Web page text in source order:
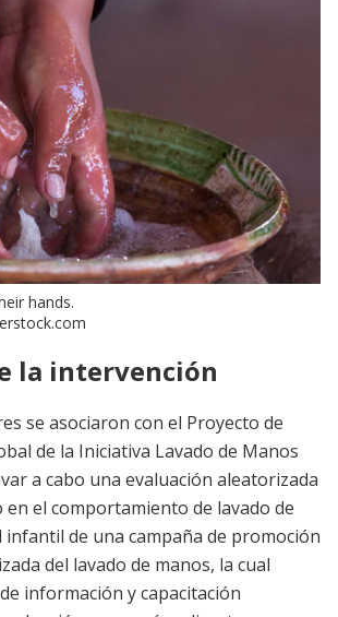
hands.
la intervención
se asociaron con el Proyecto de
de la Iniciativa Lavado de Manos
a cabo una evaluación aleatorizada
el comportamiento de lavado de
infantil de una campaña de promoción
del lavado de manos, la cual
información y capacitación